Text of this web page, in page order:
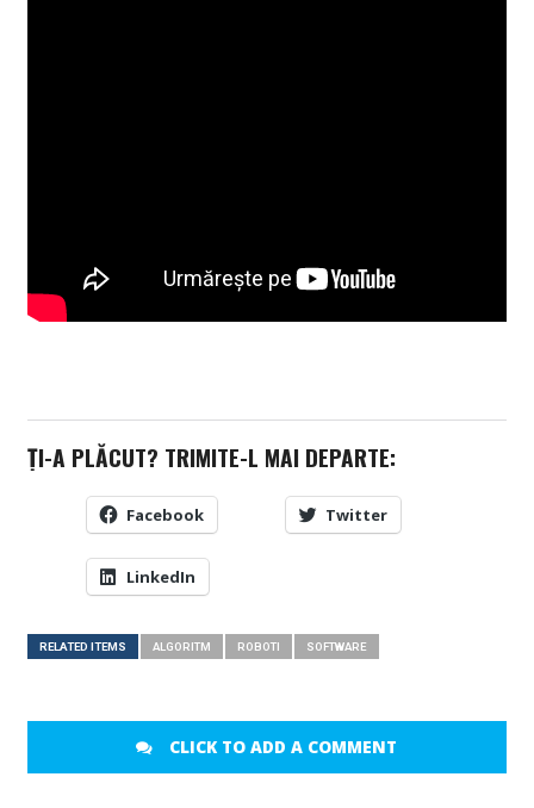
ȚI-A PLĂCUT? TRIMITE-L MAI DEPARTE:
Facebook Twitter
LinkedIn
RELATED ITEMS ALGORITM ROBOTI SOFTWARE
CLICK TO ADD A COMMENT